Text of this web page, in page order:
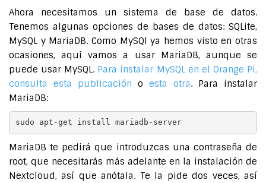
Ahora necesitamos un sistema de base de datos.
Tenemos algunas opciones de bases de datos: SQLite,
MySQL y MariaDB. Como MySQl ya hemos visto en otras
ocasiones, aquí vamos a usar MariaDB, aunque se
puede usar MySQL. Para instalar MySQL en el Orange Pi,
consulta esta publicación o esta otra. Para instalar
MariaDB:
sudo apt-get install mariadb-server
MariaDB te pedirá que introduzcas una contraseña de
root, que necesitarás más adelante en la instalación de
Nextcloud, así que anótala. Te la pide dos veces, así